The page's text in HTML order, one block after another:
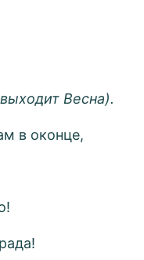
Весна).
в оконце,